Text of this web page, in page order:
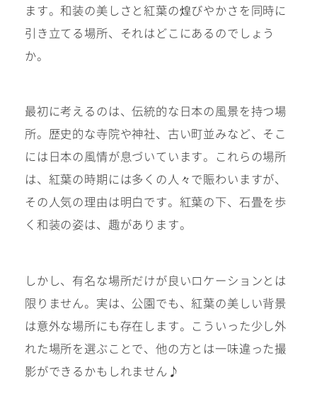
ます。和装の美しさと紅葉の煌びやかさを同時に
引き立てる場所、それはどこにあるのでしょう
か。
最初に考えるのは、伝統的な日本の風景を持つ場
所。歴史的な寺院や神社、古い町並みなど、そこ
には日本の風情が息づいています。これらの場所
は、紅葉の時期には多くの人々で賑わいますが、
その人気の理由は明白です。紅葉の下、石畳を歩
く和装の姿は、趣があります。
しかし、有名な場所だけが良いロケーションとは
限りません。実は、公園でも、紅葉の美しい背景
は意外な場所にも存在します。こういった少し外
れた場所を選ぶことで、他の方とは一味違った撮
影ができるかもしれません♪